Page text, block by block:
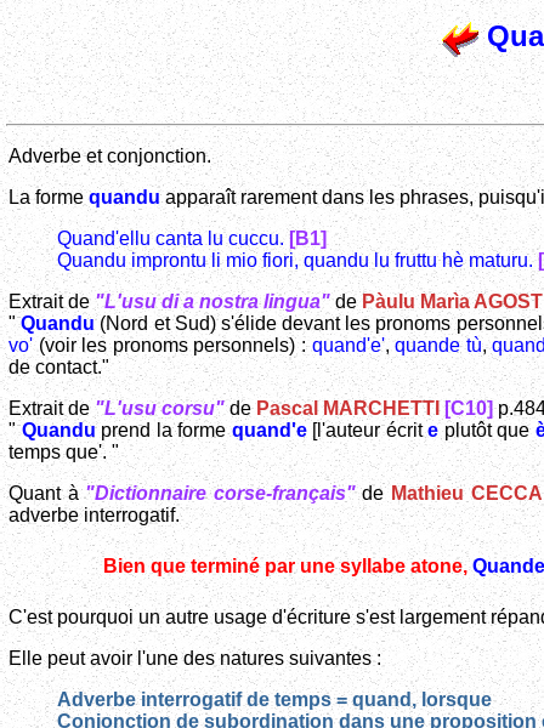
Adverbe et conjonction.
La forme quanduapparaît rarement dans les phrases,
Quand'ellu canta lu cuccu. [B1]
Quandu improntu li mio fiori, quandu lu fruttu hè maturu.
Extrait de"L'usu di a nostra lingua"de Pàulu Marìa
"Quandu(Nord et Sud) s'élide devant les pronoms
vo'(voir les pronoms personnels) : quand'e',quande tù,
de contact."
Extrait de"L'usu corsu"de Pascal MARCHETTI [C10]
"Quanduprend la formequand'e[l'auteur écriteplutôt que
temps que'. "
Quant à"Dictionnaire corse-français"de Mathieu
adverbe interrogatif.
Bien que terminé par une syllabe atone,Quande
C'est pourquoi un autre usage d'écriture s'est largement
Elle peut avoir l'une des natures suivantes :
Adverbe interrogatif de temps = quand, lorsque
Conjonction de subordination dans une proposition